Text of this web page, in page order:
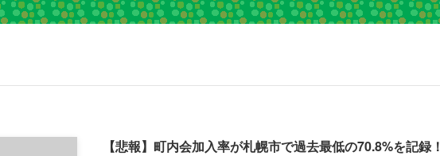
【悲報】町内会加入率が札幌市で過去最低の70.8%を記録！